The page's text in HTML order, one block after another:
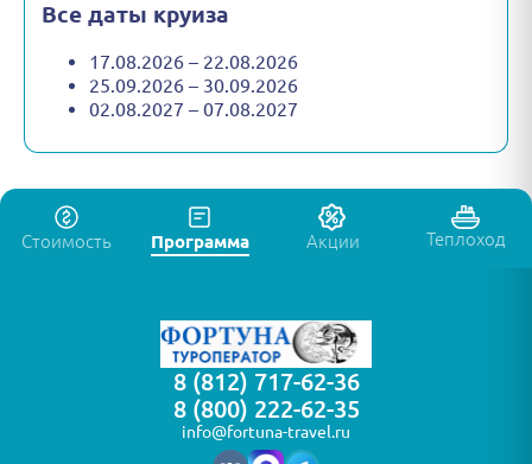
Все даты круиза
17.08.2026 – 22.08.2026
25.09.2026 – 30.09.2026
02.08.2027 – 07.08.2027
Стоимость Программа Акции Теплоход
8 (812) 717-62-36
8 (800) 222-62-35
info@fortuna-travel.ru